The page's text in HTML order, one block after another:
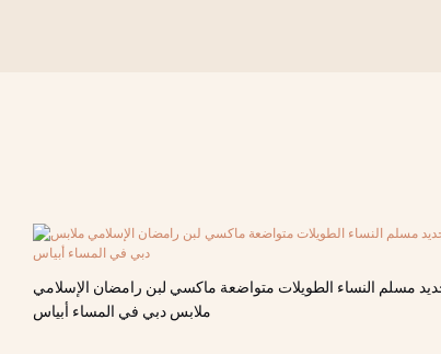
مسلم النساء الطويلات متواضعة ماكسي لبن رامضان الإسلامي
ملابس دبي في المساء أبياس